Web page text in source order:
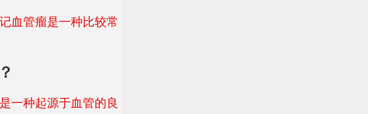
血管瘤是一种比较常
一种起源于血管的良